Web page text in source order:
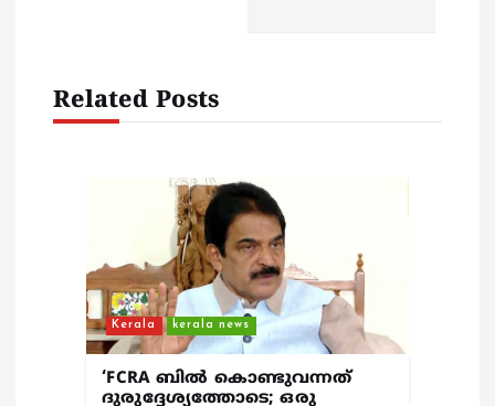
tRelated Posts
Kerala kerala news
‘FCRA ബിൽ കൊണ്ടുവന്നത്
ദുരുദ്ദേശ്യത്തോടെ; ഒരു